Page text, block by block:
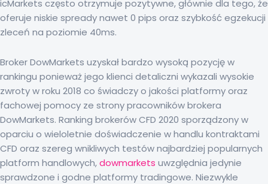
icMarkets często otrzymuje pozytywne, głównie dla tego, że
oferuje niskie spready nawet 0 pips oraz szybkość egzekucji
zleceń na poziomie 40ms.
Broker DowMarkets uzyskał bardzo wysoką pozycję w
rankingu ponieważ jego klienci detaliczni wykazali wysokie
zwroty w roku 2018 co świadczy o jakości platformy oraz
fachowej pomocy ze strony pracowników brokera
DowMarkets. Ranking brokerów CFD 2020 sporządzony w
oparciu o wieloletnie doświadczenie w handlu kontraktami
CFD oraz szereg wnikliwych testów najbardziej popularnych
platform handlowych,dowmarkets uwzględnia jedynie
sprawdzone i godne platformy tradingowe. Niezwykle